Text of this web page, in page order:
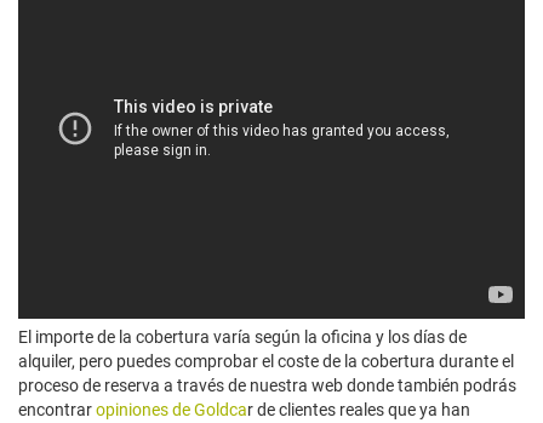
El importe de la cobertura varía según la oficina y los días de
alquiler, pero puedes comprobar el coste de la cobertura durante el
proceso de reserva a través de nuestra web donde también podrás
encontraropiniones de Goldcar de clientes reales que ya han